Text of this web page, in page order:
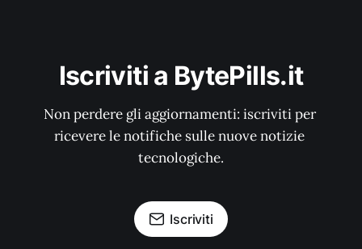
Iscriviti a BytePills.it
Non perdere gli aggiornamenti: iscriviti per
ricevere le notifiche sulle nuove notizie
tecnologiche.
Iscriviti